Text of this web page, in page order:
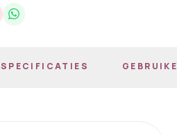
SPECIFICATIES